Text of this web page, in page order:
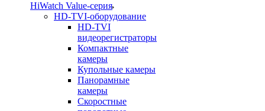
HiWatch Value-серия
HD-TVI-оборудование
HD-TVI
видеорегистраторы
Компактные
камеры
Купольные камеры
Панорамные
камеры
Скоростные